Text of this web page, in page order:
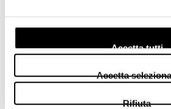
Accetta tutti
Accetta
Rifiuta